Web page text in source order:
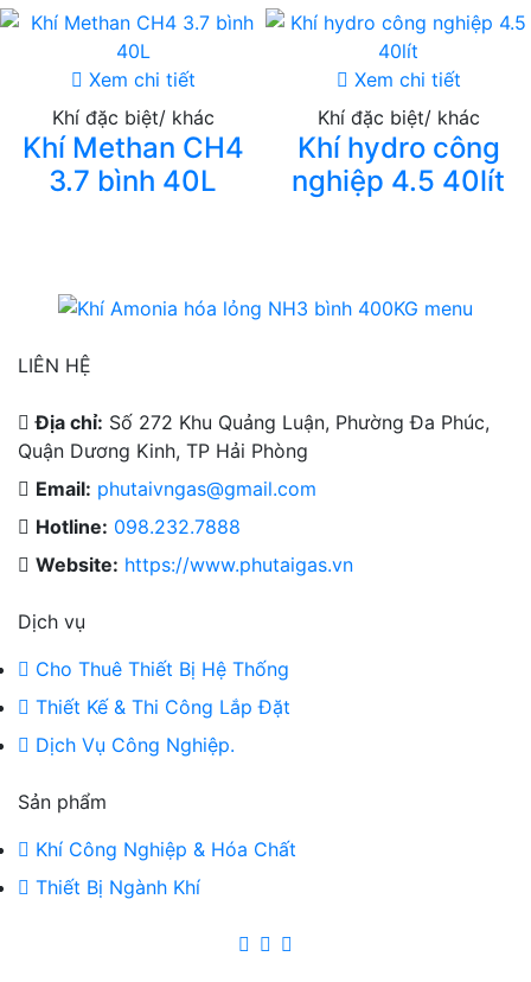
Xem chi tiết
Khí đặc biệt/ khác
Khí Methan CH4
3.7 bình 40L
Xem chi tiết
Khí đặc biệt/ khác
Khí hydro công
nghiệp 4.5 40lít
LIÊN HỆ
Địa chỉ: Số 272 Khu Quảng Luận, Phường Đa Phúc,
Quận Dương Kinh, TP Hải Phòng
Email: phutaivngas@gmail.com
Hotline: 098.232.7888
Website: https://www.phutaigas.vn
Dịch vụ
Cho Thuê Thiết Bị Hệ Thống
Thiết Kế & Thi Công Lắp Đặt
Dịch Vụ Công Nghiệp.
Sản phẩm
Khí Công Nghiệp & Hóa Chất
Thiết Bị Ngành Khí